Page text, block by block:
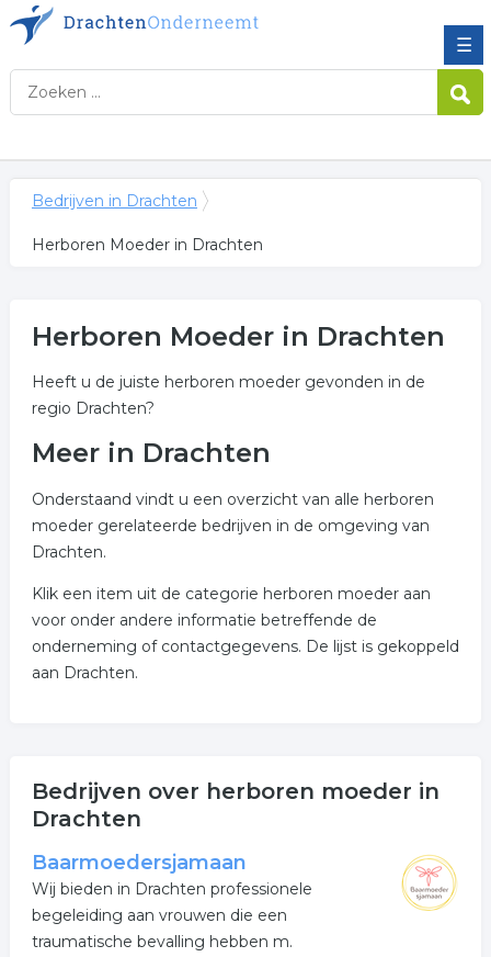
☰
Bedrijven in Drachten
Herboren Moeder in Drachten
Herboren Moeder in Drachten
Heeft u de juiste herboren moeder gevonden in de
regio Drachten?
Meer in Drachten
Onderstaand vindt u een overzicht van alle herboren
moeder gerelateerde bedrijven in de omgeving van
Drachten.
Klik een item uit de categorie herboren moeder aan
voor onder andere informatie betreffende de
onderneming of contactgegevens. De lijst is gekoppeld
aan Drachten.
Bedrijven over herboren moeder in
Drachten
Baarmoedersjamaan
Wij bieden in Drachten professionele
begeleiding aan vrouwen die een
traumatische bevalling hebben m.